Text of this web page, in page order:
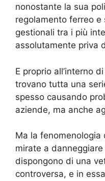
nonostante la sua
regolamento ferreo
gestionali tra i più
assolutamente priva
E proprio all’interno
trovano tutta una
spesso causando
aziende, ma anche
Ma la
mirate a
dispongono di una
controversa, e in essa